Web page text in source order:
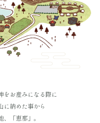
をお産みになる際に
に納めた事から
「恵那」。